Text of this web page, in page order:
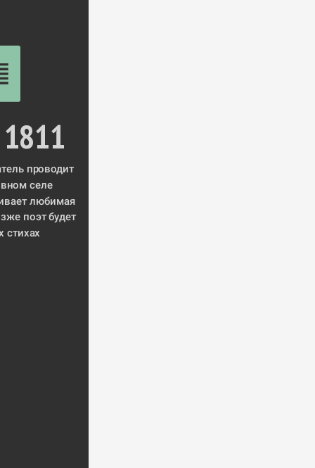
селе
. За ним присматривает любимая
поэт будет
стихах